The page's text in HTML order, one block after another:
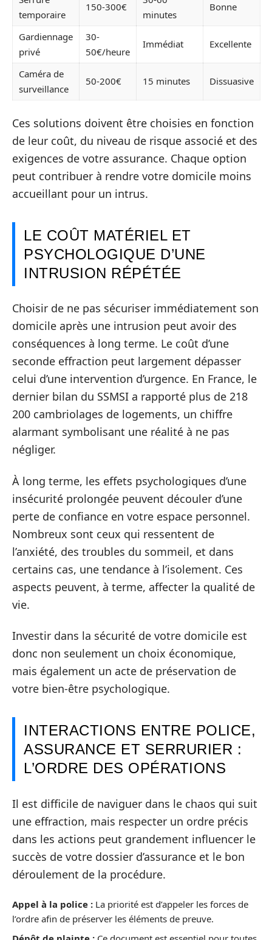
temporaire
150-300€
minutes
Bonne
Gardiennage
privé
30-
50€/heure
Immédiat Excellente
Caméra de
surveillance
50-200€ 15 minutes Dissuasive
Ces solutions doivent être choisies en fonction
de leur coût, du niveau de risque associé et des
exigences de votre assurance. Chaque option
peut contribuer à rendre votre domicile moins
accueillant pour un intrus.
LE COÛT MATÉRIEL ET
PSYCHOLOGIQUE D’UNE
INTRUSION RÉPÉTÉE
Choisir de ne pas sécuriser immédiatement son
domicile après une intrusion peut avoir des
conséquences à long terme. Le coût d’une
seconde effraction peut largement dépasser
celui d’une intervention d’urgence. En France, le
dernier bilan du SSMSI a rapporté plus de 218
200 cambriolages de logements, un chiffre
alarmant symbolisant une réalité à ne pas
négliger.
À long terme, les effets psychologiques d’une
insécurité prolongée peuvent découler d’une
perte de confiance en votre espace personnel.
Nombreux sont ceux qui ressentent de
l’anxiété, des troubles du sommeil, et dans
certains cas, une tendance à l’isolement. Ces
aspects peuvent, à terme, affecter la qualité de
vie.
Investir dans la sécurité de votre domicile est
donc non seulement un choix économique,
mais également un acte de préservation de
votre bien-être psychologique.
INTERACTIONS ENTRE POLICE,
ASSURANCE ET SERRURIER :
L’ORDRE DES OPÉRATIONS
Il est difficile de naviguer dans le chaos qui suit
une effraction, mais respecter un ordre précis
dans les actions peut grandement influencer le
succès de votre dossier d’assurance et le bon
déroulement de la procédure.
Appel à la police : La priorité est d’appeler les forces de
l’ordre afin de préserver les éléments de preuve.